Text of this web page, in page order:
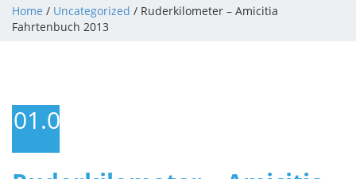
Home / Uncategorized / Ruderkilometer – Amicitia
Fahrtenbuch 2013
01.01.2014